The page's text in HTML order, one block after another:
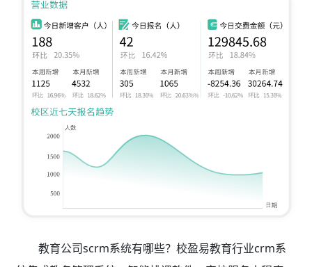
教育公司scrm系统有哪些？校盈易教育行业crm系